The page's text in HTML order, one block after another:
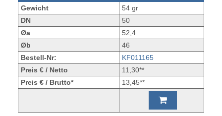
Gewicht
54 gr
DN
50
Øa
52,4
Øb
46
Bestell-Nr:
KF011165
Preis € / Netto
11,30**
Preis € / Brutto*
13,45**